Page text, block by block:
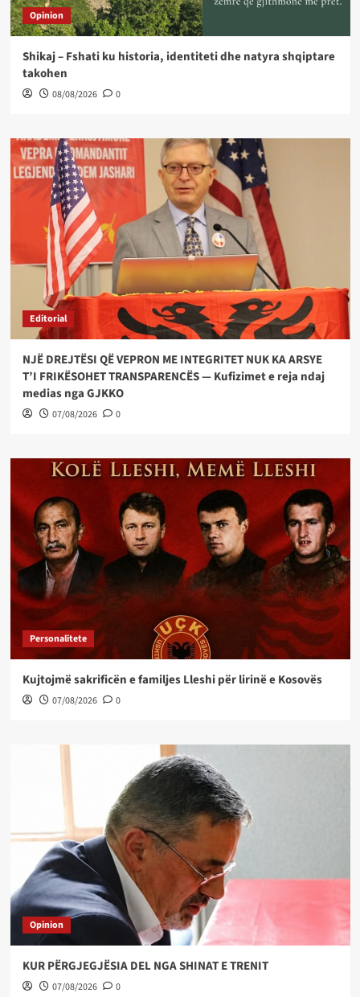
Opinion
Shikaj – Fshati ku historia, identiteti dhe natyra shqiptare
takohen
08/08/2026 0
Editorial
NJË DREJTËSI QË VEPRON ME INTEGRITET NUK KA ARSYE
T’I FRIKËSOHET TRANSPARENCËS — Kufizimet e reja ndaj
medias nga GJKKO
07/08/2026 0
Personalitete
Kujtojmë sakrificën e familjes Lleshi për lirinë e Kosovës
07/08/2026 0
Opinion
KUR PËRGJEGJËSIA DEL NGA SHINAT E TRENIT
07/08/2026 0